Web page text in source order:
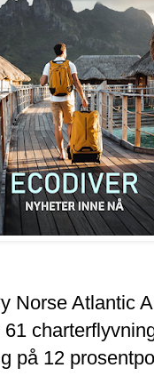
Norse Atlantic
61
på 12